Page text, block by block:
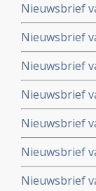
Nieuwsbrief
Nieuwsbrief
Nieuwsbrief
Nieuwsbrief
Nieuwsbrief
Nieuwsbrief
Nieuwsbrief